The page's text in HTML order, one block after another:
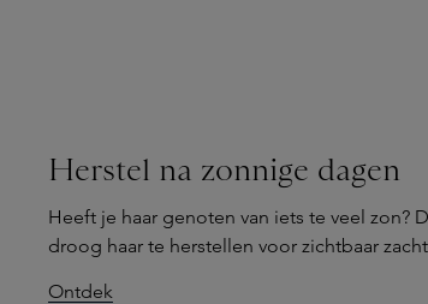
Herstel na zonnige dagen
Heeft je haar genoten van iets te veel zon?
droog haar te herstellen voor zichtbaar
Ontdek